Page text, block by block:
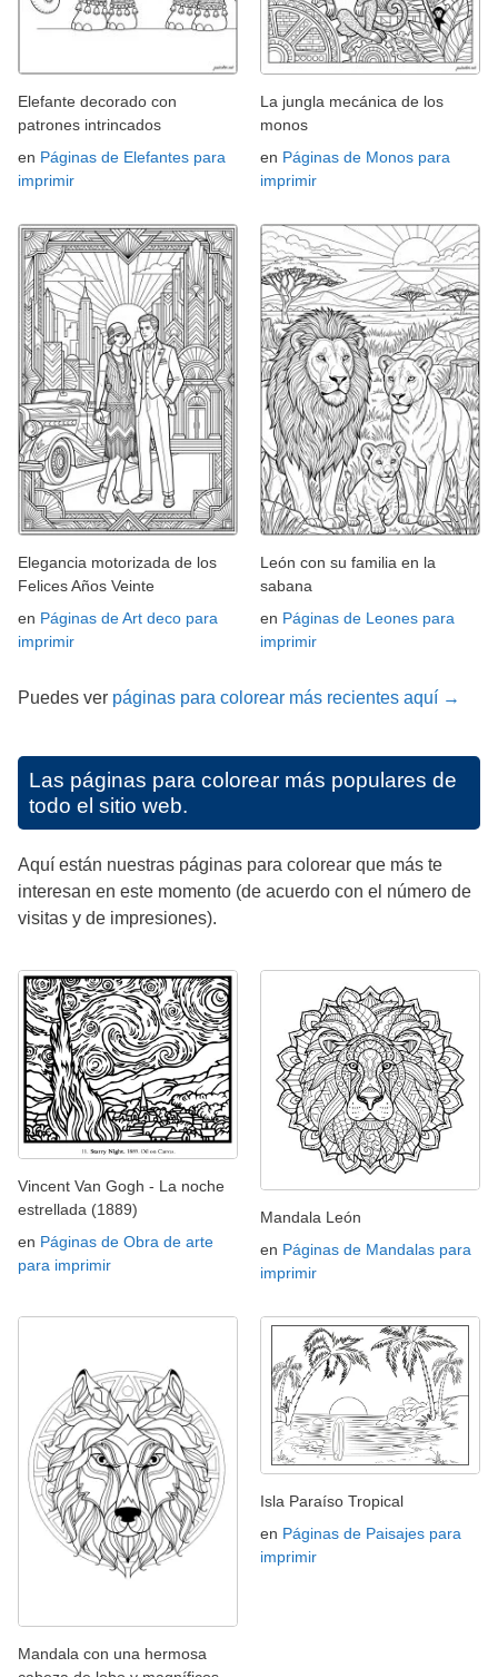
Elefante decorado con
patrones intrincados
en Páginas de Elefantes para
imprimir
La jungla mecánica de los
monos
en Páginas de Monos para
imprimir
Elegancia motorizada de los
Felices Años Veinte
en Páginas de Art deco para
imprimir
León con su familia en la
sabana
en Páginas de Leones para
imprimir
Puedes ver páginas para colorear más recientes aquí →
Las páginas para colorear más populares de
todo el sitio web.
Aquí están nuestras páginas para colorear que más te
interesan en este momento (de acuerdo con el número de
visitas y de impresiones).
Vincent Van Gogh - La noche
estrellada (1889)
en Páginas de Obra de arte
para imprimir
Mandala León
en Páginas de Mandalas para
imprimir
Mandala con una hermosa
Isla Paraíso Tropical
en Páginas de Paisajes para
imprimir